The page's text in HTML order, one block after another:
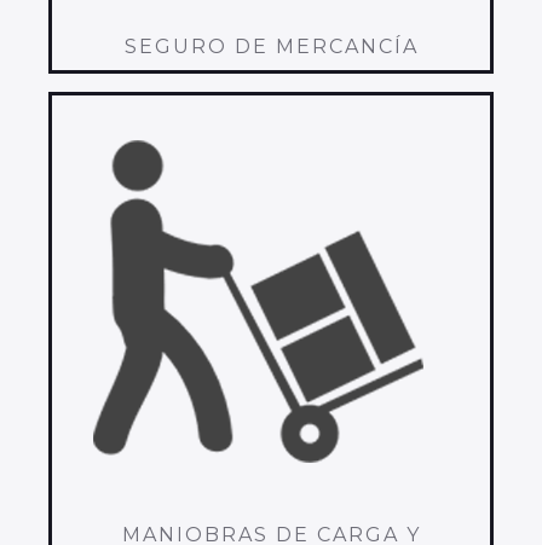
SEGURO DE MERCANCÍA
MANIOBRAS DE CARGA Y